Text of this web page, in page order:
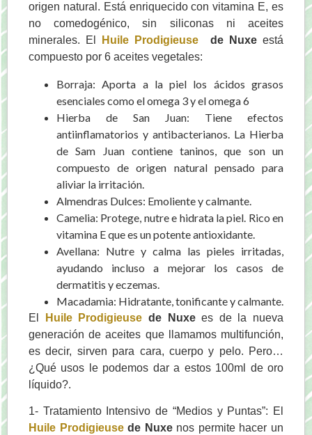
origen natural. Está enriquecido con vitamina E, es
no comedogénico, sin siliconas ni aceites
minerales. El
Huile Prodigieuse de Nuxeestá
compuesto por 6 aceites vegetales:
Borraja: Aporta a la piel los ácidos grasos
esenciales como el omega 3 y el omega 6
Hierba de San Juan: Tiene efectos
antiinflamatorios y antibacterianos. La Hierba
de Sam Juan contiene taninos, que son un
compuesto de origen natural pensado para
aliviar la irritación.
Almendras Dulces: Emoliente y calmante.
Camelia: Protege, nutre e hidrata la piel. Rico en
vitamina E que es un potente antioxidante.
Avellana: Nutre y calma las pieles irritadas,
ayudando incluso a mejorar los casos de
dermatitis y eczemas.
Macadamia: Hidratante, tonificante y calmante.
El Huile Prodigieuse de Nuxees de la nueva
generación de aceites que llamamos multifunción,
es decir, sirven para cara, cuerpo y pelo. Pero…
¿Qué usos le podemos dar a estos 100ml de oro
líquido?.
1- Tratamiento Intensivo de “Medios y Puntas”: El
Huile Prodigieuse de Nuxenos permite hacer un